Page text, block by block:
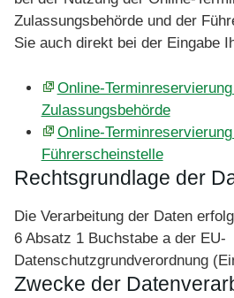
Zulassungsbehörde und der
Sie auch direkt bei der Eingabe
Online-
Zulassungsbehörde
Online-
Führerscheinstelle
Rechtsgrundlage der
Die Verarbeitung der Daten
6 Absatz 1 Buchstabe a der EU-
Datenschutzgrundverordnung
Zwecke der